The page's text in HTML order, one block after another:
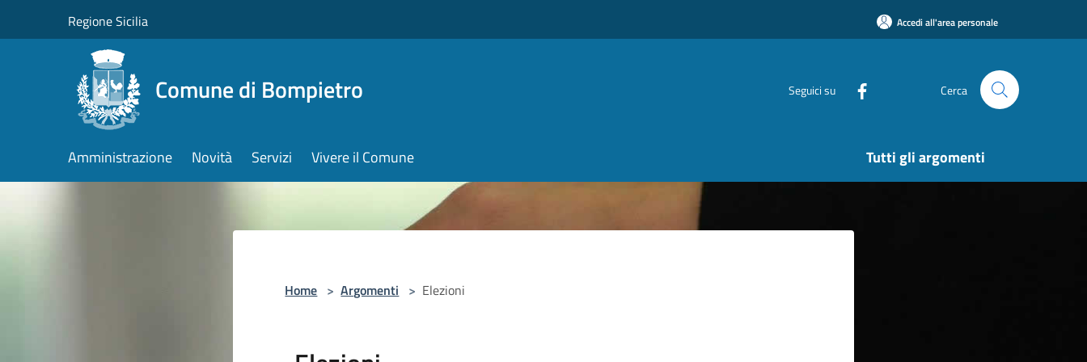
Regione Sicilia Accedi all'area personale
Comune di Bompietro Seguici su Cerca
Amministrazione Novità Servizi Vivere il Comune Tutti gli argomenti
Home > Argomenti > Elezioni